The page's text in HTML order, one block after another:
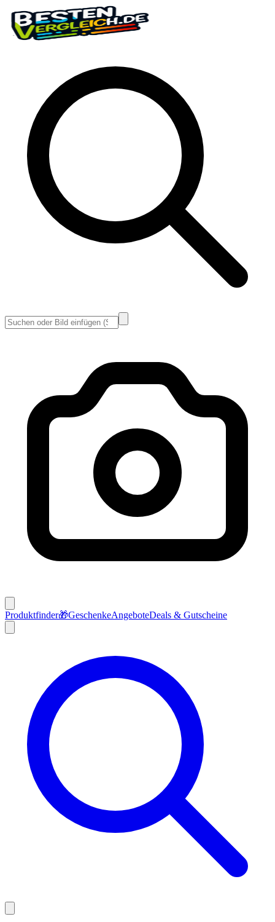
Produktfinder🎁GeschenkeAngeboteDeals & Gutscheine